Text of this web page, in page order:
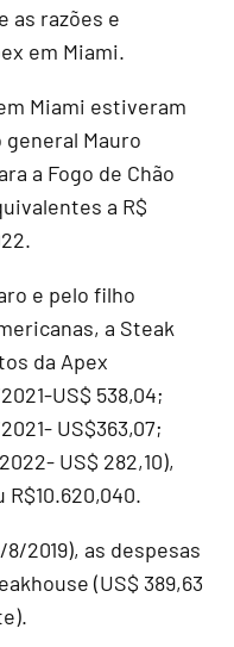
as razões e
em Miami.
Miami estiveram
Mauro
a Fogo de Chão
a R$
e pelo filho
a Steak
da Apex
US$ 538,04;
US$363,07;
US$ 282,10),
R$10.620,040.
8/2019), as despesas
(US$ 389,63